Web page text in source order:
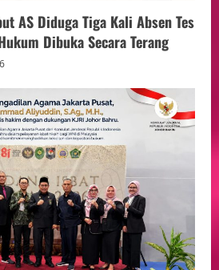
AS Diduga Tiga Kali Absen Tes
Dibuka Secara Terang